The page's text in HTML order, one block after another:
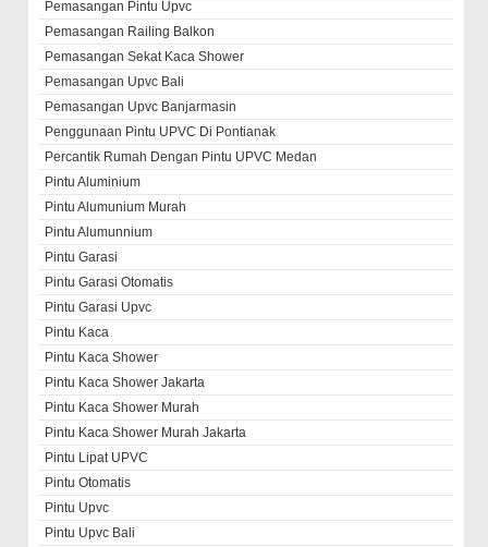
Pemasangan Pintu Upvc
Pemasangan Railing Balkon
Pemasangan Sekat Kaca Shower
Pemasangan Upvc Bali
Pemasangan Upvc Banjarmasin
Penggunaan Pintu UPVC Di Pontianak
Percantik Rumah Dengan Pintu UPVC Medan
Pintu Aluminium
Pintu Alumunium Murah
Pintu Alumunnium
Pintu Garasi
Pintu Garasi Otomatis
Pintu Garasi Upvc
Pintu Kaca
Pintu Kaca Shower
Pintu Kaca Shower Jakarta
Pintu Kaca Shower Murah
Pintu Kaca Shower Murah Jakarta
Pintu Lipat UPVC
Pintu Otomatis
Pintu Upvc
Pintu Upvc Bali